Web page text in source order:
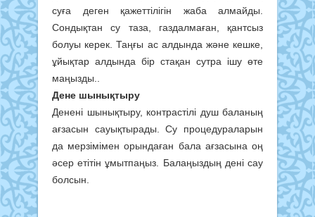
суға деген қажеттілігін жаба алмайды.
Сондықтан су таза, газдалмаған, қантсыз
болуы керек. Таңғы ас алдында және кешке,
ұйықтар алдында бір стақан сутра ішу өте
маңызды..
Дене шынықтыру
Денені шынықтыру, контрастілі душ баланың
ағзасын сауықтырады. Су процедураларын
да мерзімімен орындаған бала ағзасына оң
әсер етітін ұмытпаңыз. Балаңыздың дені сау
болсын.